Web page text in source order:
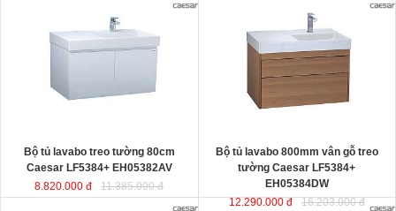
Caesar LF5384+ EH05382AV
thiết kế đầy cảm hứng và sáng tạo
theo phong cách tối giản hiện đại.
không gian phòng tắm.
Bộ tủ lavabo treo tường 80cm
Caesar LF5384+ EH05382AV
8.820.000 đ
11.385.000 đ
Bộ tủ lavabo 800mm vân gỗ treo
tường Caesar LF5384+
EH05384DW
được thiết kế đầy cảm
hứng và sáng tạo theo phong cách
tối giản hiện đại. Thể hiện chất
lượng thẩm mỹ của không gian
phòng tắm.
Bộ tủ lavabo 800mm vân gỗ treo
tường Caesar LF5384+
EH05384DW
12.290.000 đ
16.203.000 đ